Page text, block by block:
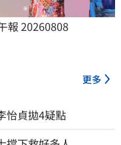
報 20260808
更多
怡貞拋4疑點